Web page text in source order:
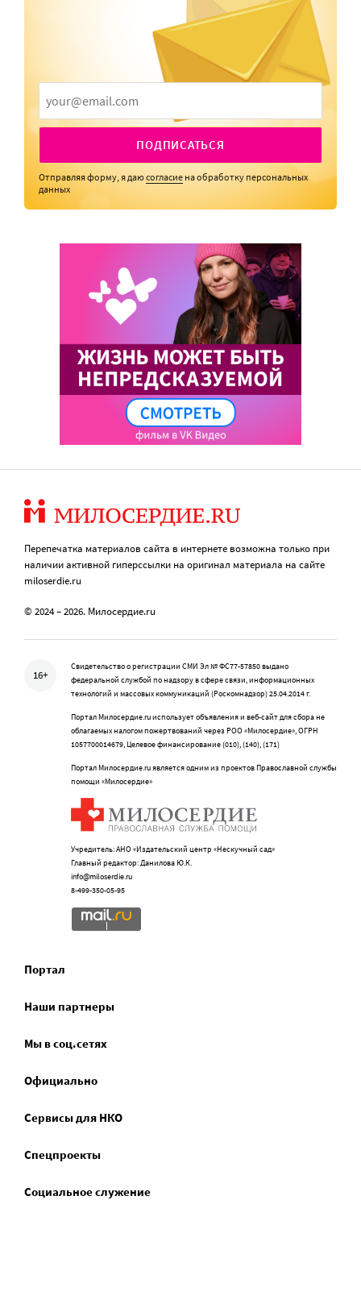
ПОДПИСАТЬСЯ
Отправляя форму, я даюсогласие на обработку персональных
данных
Перепечатка материалов сайта в интернете возможна только при
наличии активной гиперссылки на оригинал материала на сайте
miloserdie.ru
© 2024 – 2026. Милосердие.ru
16+
Свидетельство о регистрации СМИ Эл № ФС77-57850 выдано
федеральной службой по надзору в сфере связи, информационных
технологий и массовых коммуникаций (Роскомнадзор) 25.04.2014 г.
Портал Милосердие.ru использует объявления и веб-сайт для сбора не
облагаемых налогом пожертвований через РОО «Милосердие», ОГРН
1057700014679, Целевое финансирование (010), (140), (171)
Портал Милосердие.ru является одним из проектов Православной службы
помощи «Милосердие»
Учредитель: АНО «Издательский центр «Нескучный сад»
Главный редактор: Данилова Ю.К.
info@miloserdie.ru
8-499-350-05-95
Портал
Наши партнеры
Мы в соц.сетях
Официально
Сервисы для НКО
Спецпроекты
Социальное служение